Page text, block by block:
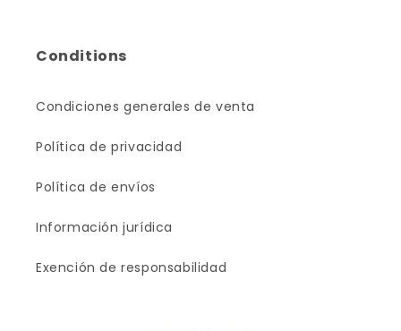
Conditions
Condiciones generales de venta
Política de privacidad
Política de envíos
Información jurídica
Exención de responsabilidad